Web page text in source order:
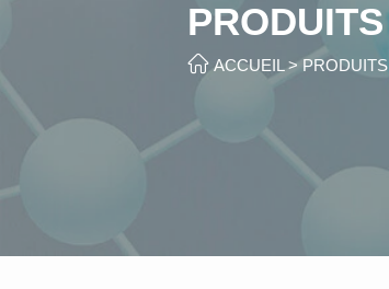
PRODUITS
 ACCUEIL> PRODUITS